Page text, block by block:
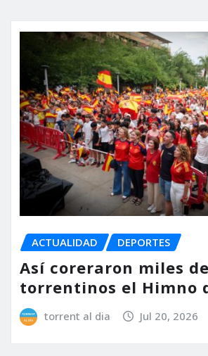
ACTUALIDAD DEPORTES
Así coreraron miles de
torrentinos el Himno
torrent al dia Jul 20, 2026